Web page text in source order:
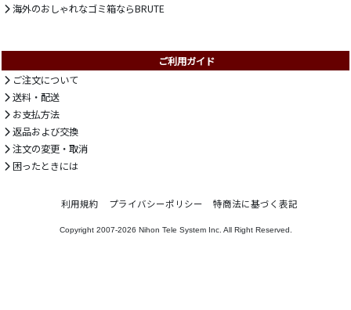
海外のおしゃれなゴミ箱ならBRUTE
ご利用ガイド
ご注文について
送料・配送
お支払方法
返品および交換
注文の変更・取消
困ったときには
利用規約 プライバシーポリシー 特商法に基づく表記
Copyright 2007-2026 Nihon Tele System Inc. All Right Reserved.